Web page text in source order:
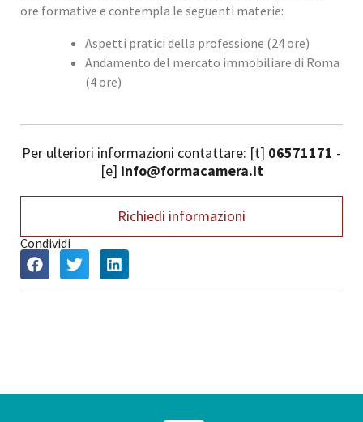
ore formative e contempla le seguenti materie:
Aspetti pratici della professione (24 ore)
Andamento del mercato immobiliare di Roma
(4 ore)
Per ulteriori informazioni contattare: [t] 06571171 -
[e] info@formacamera.it
Richiedi informazioni
Condividi